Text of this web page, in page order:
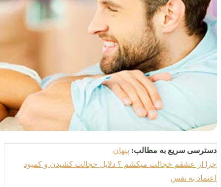
دسترسی سریع به مطالب: پنهان
چرا از عشقم خجالت میکشم ؟ دلایل خجالت کشیدن و کمبود
اعتماد به نفس